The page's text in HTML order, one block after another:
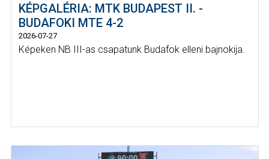
KÉPGALÉRIA: MTK BUDAPEST II. -
BUDAFOKI MTE 4-2
2026-07-27
Képeken NB III-as csapatunk Budafok elleni bajnokija.